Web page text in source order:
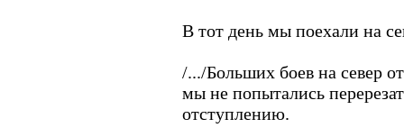
В тот день мы поехали на
/.../Больших боев на север
мы не попытались
отступлению.